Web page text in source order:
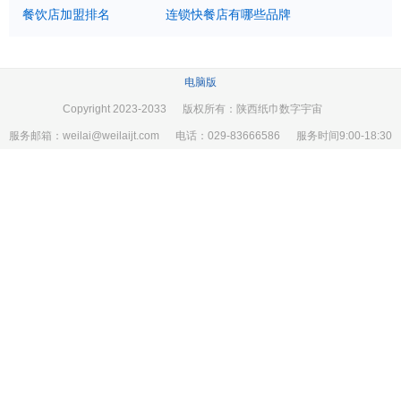
餐饮店加盟排名
连锁快餐店有哪些品牌
电脑版
Copyright 2023-2033 版权所有：陕西纸巾数字宇宙
服务邮箱：weilai@weilaijt.com 电话：029-83666586 服务时间9:00-18:30